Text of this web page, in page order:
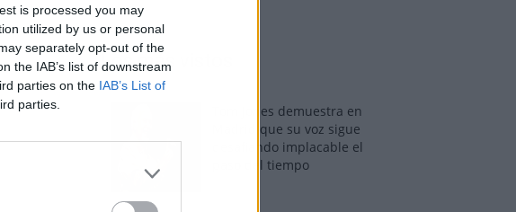
is processed you may
utilized by us or personal
separately opt-out of the
the IAB’s list of downstream
parties on the IAB’s List of
parties.
Los más vistos
Tom Jones demuestra en
Madrid que su voz sigue
desafiando implacable el
paso del tiempo